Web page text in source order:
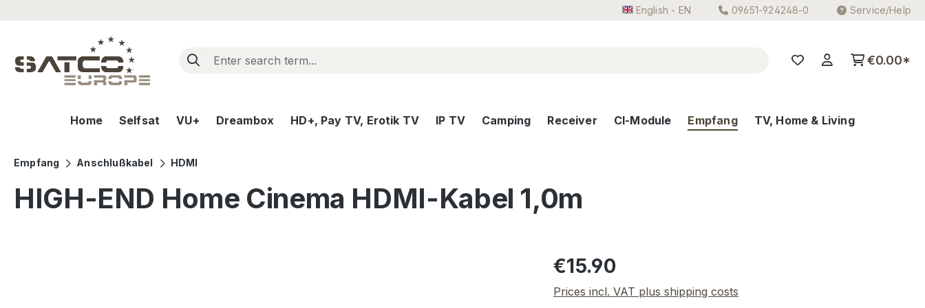
English - EN 09651-924248-0 Service/Help
€0.00*
Home Selfsat VU+ Dreambox HD+, Pay TV, Erotik TV IP TV Camping Receiver CI-Module Empfang TV, Home & Living
Empfang Anschlußkabel HDMI
HIGH-END Home Cinema HDMI-Kabel 1,0m
Regular price:
€15.90
Prices incl. VAT plus shipping costs